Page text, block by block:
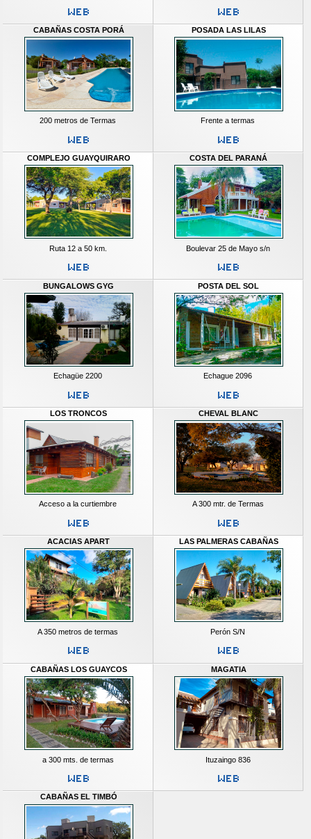
CABAÑAS COSTA PORÁ
200 metros de Termas
POSADA LAS LILAS
Frente a termas
COMPLEJO GUAYQUIRARO
Ruta 12 a 50 km.
COSTA DEL PARANÁ
Boulevar 25 de Mayo s/n
BUNGALOWS GYG
Echagüe 2200
POSTA DEL SOL
Echague 2096
LOS TRONCOS
Acceso a la curtiembre
CHEVAL BLANC
A 300 mtr. de Termas
ACACIAS APART
A 350 metros de termas
LAS PALMERAS CABAÑAS
Perón S/N
CABAÑAS LOS GUAYCOS
a 300 mts. de termas
MAGATIA
Ituzaingo 836
CABAÑAS EL TIMBÓ